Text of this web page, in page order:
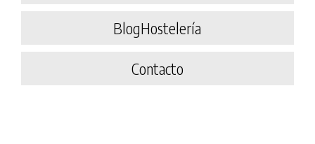
BlogHostelería
Contacto